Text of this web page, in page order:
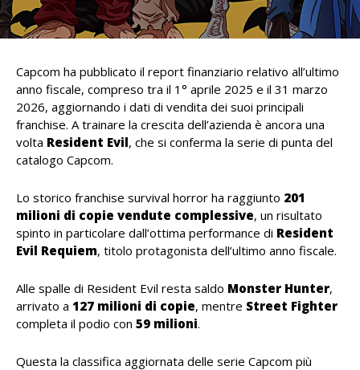
Capcom ha pubblicato il report finanziario relativo all’ultimo
anno fiscale, compreso tra il 1° aprile 2025 e il 31 marzo
2026, aggiornando i dati di vendita dei suoi principali
franchise. A trainare la crescita dell’azienda è ancora una
volta Resident Evil, che si conferma la serie di punta del
catalogo Capcom.
Lo storico franchise survival horror ha raggiunto 201
milioni di copie vendute complessive, un risultato
spinto in particolare dall’ottima performance di Resident
Evil Requiem, titolo protagonista dell’ultimo anno fiscale.
Alle spalle di Resident Evil resta saldo Monster Hunter,
arrivato a 127 milioni di copie, mentre Street Fighter
completa il podio con 59 milioni.
Questa la classifica aggiornata delle serie Capcom più